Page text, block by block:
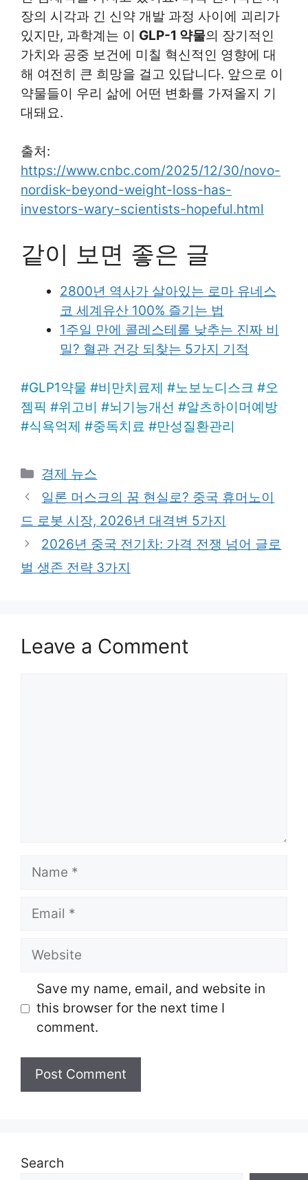
장의 시각과 긴 신약 개발 과정 사이에 괴리가
있지만, 과학계는 이 GLP-1 약물의 장기적인
가치와 공중 보건에 미칠 혁신적인 영향에 대
해 여전히 큰 희망을 걸고 있답니다. 앞으로 이
약물들이 우리 삶에 어떤 변화를 가져올지 기
대돼요.
출처:
https://www.cnbc.com/2025/12/30/novo-
nordisk-beyond-weight-loss-has-
investors-wary-scientists-hopeful.html
같이 보면 좋은 글
2800년 역사가 살아있는 로마 유네스
코 세계유산 100% 즐기는 법
1주일 만에 콜레스테롤 낮추는 진짜 비
밀? 혈관 건강 되찾는 5가지 기적
#GLP1약물 #비만치료제 #노보노디스크 #오
젬픽 #위고비 #뇌기능개선 #알츠하이머예방
#식욕억제 #중독치료 #만성질환관리
Categories
경제 뉴스
일론 머스크의 꿈 현실로? 중국 휴머노이
드 로봇 시장, 2026년 대격변 5가지
2026년 중국 전기차: 가격 전쟁 넘어 글로
벌 생존 전략 3가지
Leave a Comment
Name
Email
Website
Save my name, email, and website in
this browser for the next time I
comment.
Search